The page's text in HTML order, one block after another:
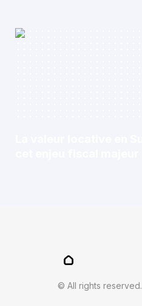
© All rights reserved.